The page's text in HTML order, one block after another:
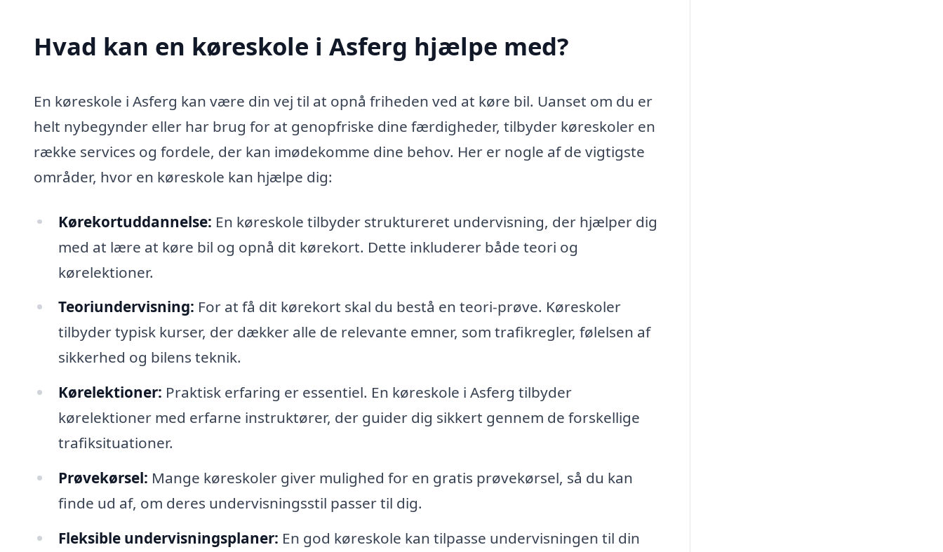
Hvad kan en køreskole i Asferg hjælpe med?
En køreskole i Asferg kan være din vej til at opnå friheden ved at køre bil. Uanset om du er
helt nybegynder eller har brug for at genopfriske dine færdigheder, tilbyder køreskoler en
række services og fordele, der kan imødekomme dine behov. Her er nogle af de vigtigste
områder, hvor en køreskole kan hjælpe dig:
Kørekortuddannelse: En køreskole tilbyder struktureret undervisning, der hjælper dig
med at lære at køre bil og opnå dit kørekort. Dette inkluderer både teori og
kørelektioner.
Teoriundervisning: For at få dit kørekort skal du bestå en teori-prøve. Køreskoler
tilbyder typisk kurser, der dækker alle de relevante emner, som trafikregler, følelsen af
sikkerhed og bilens teknik.
Kørelektioner: Praktisk erfaring er essentiel. En køreskole i Asferg tilbyder
kørelektioner med erfarne instruktører, der guider dig sikkert gennem de forskellige
trafiksituationer.
Prøvekørsel: Mange køreskoler giver mulighed for en gratis prøvekørsel, så du kan
finde ud af, om deres undervisningsstil passer til dig.
Fleksible undervisningsplaner: En god køreskole kan tilpasse undervisningen til din